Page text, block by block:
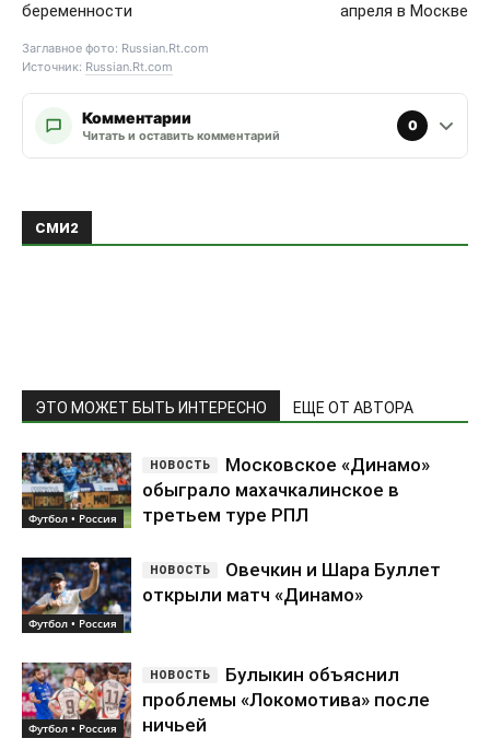
беременности
апреля в Москве
Заглавное фото: Russian.Rt.com
Источник: Russian.Rt.com
Комментарии
Читать и оставить комментарий
0
Футбол • Россия
открыли матч «Динамо»
Футбол • Россия
Булыкин объяснил
проблемы «Локомотива» после
ничьей